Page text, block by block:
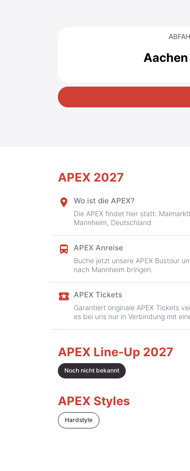
APEX Line-Up 2027
Noch nicht bekannt
APEX Styles
Hardstyle
APEX 2027
place Wo ist die APEX?
Die APEX findet hier statt:
Mannheim, Deutschland
directions_bus APEX Anreise
Buche jetzt unsere APEX Bustour
nach Mannheim bringen.
local_activity APEX Tickets
Garantiert originale APEX Tickets
es bei uns nur in Verbindung mit